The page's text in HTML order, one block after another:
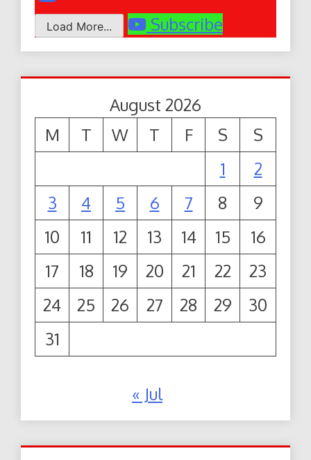
Load More... Subscribe
August 2026
M
T W T F S
S
1
2
3
4 5 6 7 8
9
10
11 12 13 14 15
16
17
18 19 20 21 22
23
24
25 26 27 28 29
30
31
« Jul